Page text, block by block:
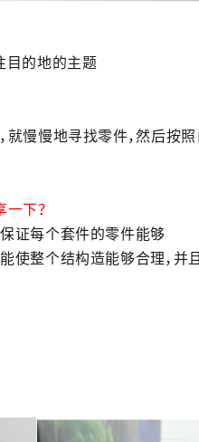
目的地的主题
慢慢地寻找零件，然后按
下？
证每个套件的零件能够
使整个结构造能够合理，并